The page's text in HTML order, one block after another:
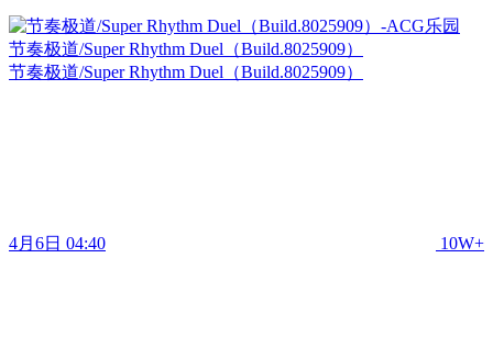
节奏极道/Super Rhythm Duel（Build.8025909）
节奏极道/Super Rhythm Duel（Build.8025909）
4月6日 04:40 10W+